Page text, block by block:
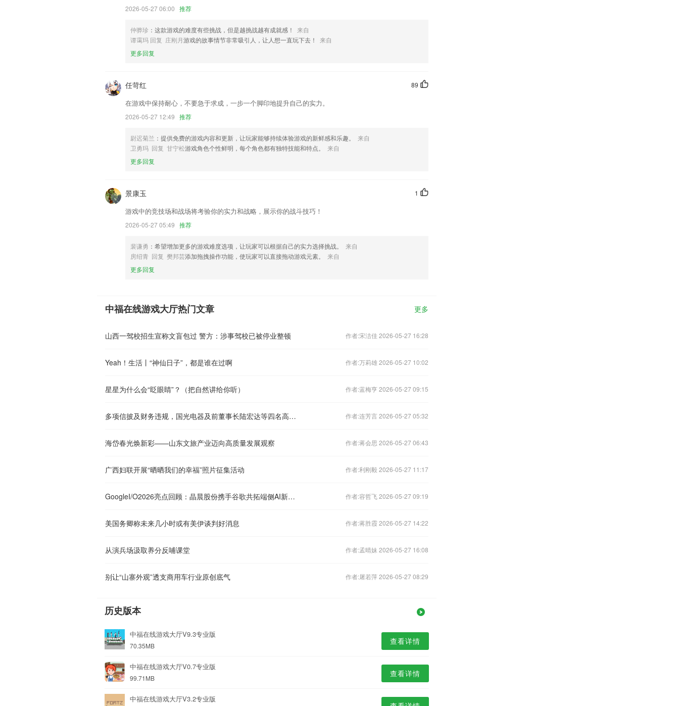
新增货找车路径规划功能
以上就是中福在线游戏大厅的介绍，如果您喜欢这款软件，您可以到应用商店进行打分评论，说出您的使用经
2026-05-27 06:00 推荐
仲骅珍 ：这款游戏的难度有些挑战，但是越挑战越有成就感！
来自
谭霭玛 回复 庄刚月游戏的故事情节非常吸引人，让人想一直玩下去！
来自
更多回复
89
任苛红
在游戏中保持耐心，不要急于求成，一步一个脚印地提升自己的实力。
2026-05-27 12:49 推荐
尉迟菊兰 ：提供免费的游戏内容和更新，让玩家能够持续体验游戏的新鲜感和乐趣。
来自
卫勇玛 回复 甘宁松游戏角色个性鲜明，每个角色都有独特技能和特点。
来自
更多回复
1
景康玉
游戏中的竞技场和战场将考验你的实力和战略，展示你的战斗技巧！
2026-05-27 05:49 推荐
裴谦勇 ：希望增加更多的游戏难度选项，让玩家可以根据自己的实力选择挑战。
来自
房绍青 回复 樊邦芸添加拖拽操作功能，使玩家可以直接拖动游戏元素。
来自
更多回复
中福在线游戏大厅热门文章 更多
山西一驾校招生宣称文盲包过 警方：涉事驾校已被停业整顿 作者:宋洁佳 2026-05-27 16:28
Yeah！生活丨“神仙日子”，都是谁在过啊 作者:万莉雄 2026-05-27 10:02
星星为什么会“眨眼睛”？（把自然讲给你听） 作者:蓝梅亨 2026-05-27 09:15
多项信披及财务违规，国光电器及前董事长陆宏达等四名高管被监管警示 作者:连芳言 2026-05-27 05:32
海岱春光焕新彩——山东文旅产业迈向高质量发展观察 作者:蒋会思 2026-05-27 06:43
广西妇联开展“晒晒我们的幸福”照片征集活动 作者:利刚毅 2026-05-27 11:17
GoogleI/O2026亮点回顾：晶晨股份携手谷歌共拓端侧AI新生态 作者:容哲飞 2026-05-27 09:19
美国务卿称未来几小时或有美伊谈判好消息 作者:蒋胜霞 2026-05-27 14:22
从演兵场汲取养分反哺课堂 作者:孟晴妹 2026-05-27 16:08
别让“山寨外观”透支商用车行业原创底气 作者:屠若萍 2026-05-27 08:29
历史版本
中福在线游戏大厅V9.3专业版
70.35MB 查看详情
中福在线游戏大厅V0.7专业版
99.71MB 查看详情
中福在线游戏大厅V3.2专业版